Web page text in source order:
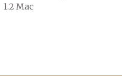
1.2 Mac